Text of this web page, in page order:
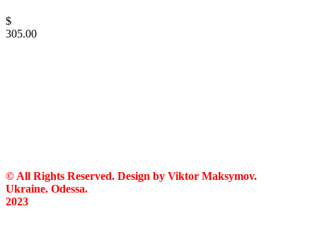
$
305.00
© All Rights Reserved. Design by Viktor Maksymov.
Ukraine. Odessa.
2023